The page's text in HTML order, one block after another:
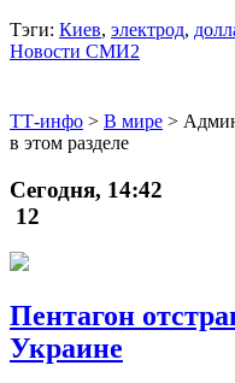
Тэги: Киев, электрод,
Новости СМИ2
ТТ-инфо > В мире >
в этом разделе
Сегодня, 14:42
12
Пентагон
Украине